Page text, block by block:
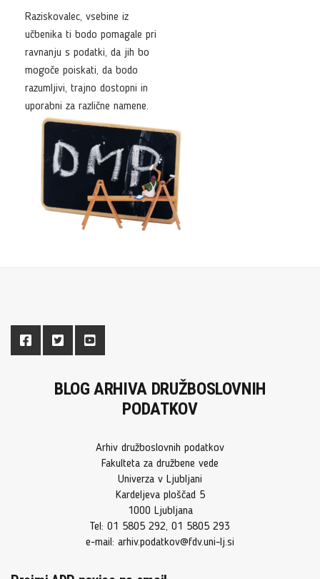
Raziskovalec, vsebine iz
učbenika ti bodo pomagale pri
ravnanju s podatki, da jih bo
mogoče poiskati, da bodo
razumljivi, trajno dostopni in
uporabni za različne namene.
BLOG ARHIVA DRUŽBOSLOVNIH
PODATKOV
Arhiv družboslovnih podatkov
Fakulteta za družbene vede
Univerza v Ljubljani
Kardeljeva ploščad 5
1000 Ljubljana
Tel: 01 5805 292, 01 5805 293
e-mail: arhiv.podatkov@fdv.uni-lj.si